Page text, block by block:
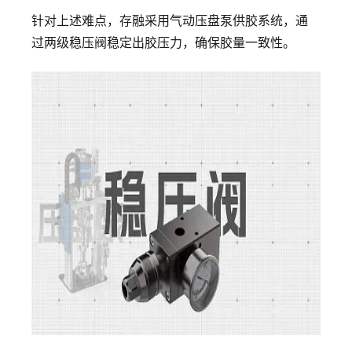
针对上述难点，存融采用气动压盘泵供胶系统，通
过两级稳压阀稳定出胶压力，确保胶量一致性。